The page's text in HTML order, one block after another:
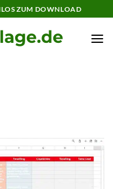
ZUM DOWNLOAD